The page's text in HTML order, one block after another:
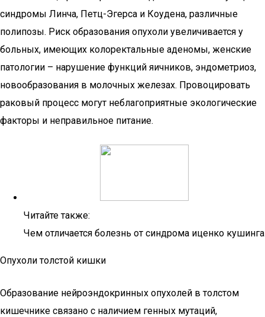
синдромы Линча, Петц-Эгерса и Коудена, различные
полипозы. Риск образования опухоли увеличивается у
больных, имеющих колоректальные аденомы, женские
патологии – нарушение функций яичников, эндометриоз,
новообразования в молочных железах. Провоцировать
раковый процесс могут неблагоприятные экологические
факторы и неправильное питание.
Читайте также:
Чем отличается болезнь от синдрома иценко кушинга
Опухоли толстой кишки
Образование нейроэндокринных опухолей в толстом
кишечнике связано с наличием генных мутаций,